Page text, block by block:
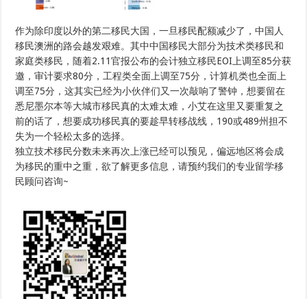
作为除印度以外的第二移民大国，一旦移民配额减少了，中国人
移民澳洲的路会越发艰难。其中中国移民大部分为技术类移民和
家庭类移民，随着2.11官报公布的会计独立移民EOI上调至85分获
邀，审计要求80分，工程类全面上调至75分，计算机类也全面上
调至75分，这其实已经为小伙伴们又一次敲响了警钟，想要留在
悉尼墨尔本等大城市移民真的太难太难，小艾在这里又要重复之
前的话了，想要成功移民真的要趁早转移战线，190或489州担不
失为一个轻松太多的选择。
独立技术移民分数未来再次上涨已经可以预见，偏远地区将会成
为移民的重中之重，欲了解更多信息，请预约我们的专业留学移
民顾问咨询~